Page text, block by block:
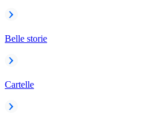
Belle storie
Cartelle